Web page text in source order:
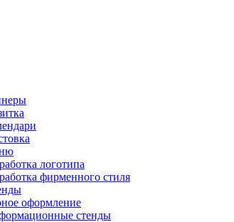
логотипа
фирменного стиля
оформление
стенды